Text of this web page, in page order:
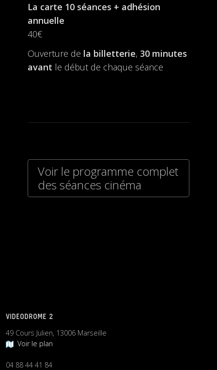
La carte 10 séances + adhésion
annuelle
40€
Ouverture de la billetterie, 30 minutes
avant le début de chaque séance
Voir le programme complet
des séances cinéma
VIDEODROME 2
49 Cours Julien, 13006 Marseille
Voir le plan
04 88 44 41 84